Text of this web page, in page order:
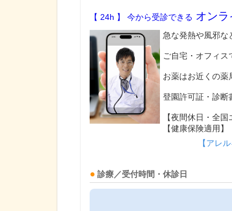
【 24h 】 今から受診できる オンラ
急な発熱や風邪な
ご自宅・オフィス
お薬はお近くの薬
登園許可証・診断
【夜間休日・全国
【健康保険適用】
【アレ
診療／受付時間・休診日